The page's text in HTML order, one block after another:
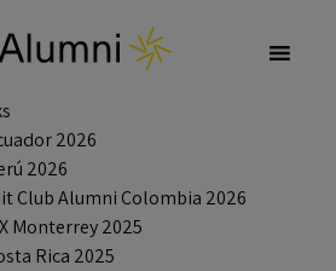
2026
2026
Club Alumni Colombia 2026
Monterrey 2025
Rica 2025